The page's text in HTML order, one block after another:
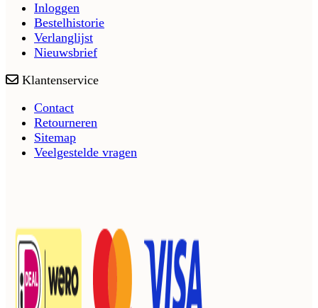
Inloggen
Bestelhistorie
Verlanglijst
Nieuwsbrief
Klantenservice
Contact
Retourneren
Sitemap
Veelgestelde vragen